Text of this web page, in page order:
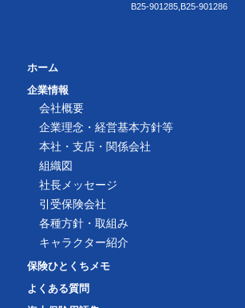
B25-901285,B25-901286
ホーム
企業情報
会社概要
企業理念・経営基本方針等
本社・支店・関係会社
組織図
社長メッセージ
引受保険会社
各種方針・取組み
キャラクター紹介
保険ひとくちメモ
よくある質問